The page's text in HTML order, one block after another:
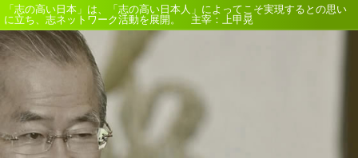
「志の高い日本」は、「志の高い日本人」によってこそ実現するとの思い
に立ち、志ネットワーク活動を展開。 主宰：上甲晃